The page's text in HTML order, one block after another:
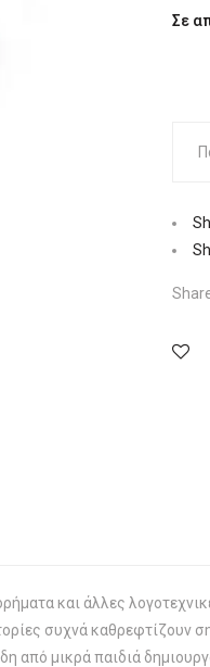
Σε
Τι
και άλλες
συχνά
από μικρά παιδιά